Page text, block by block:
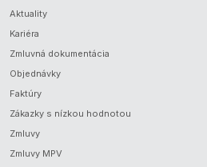
Aktuality
Kariéra
Zmluvná dokumentácia
Objednávky
Faktúry
Zákazky s nízkou hodnotou
Zmluvy
Zmluvy MPV